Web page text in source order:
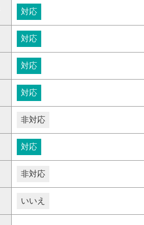
対応
対応
対応
対応
非対応
対応
非対応
いいえ